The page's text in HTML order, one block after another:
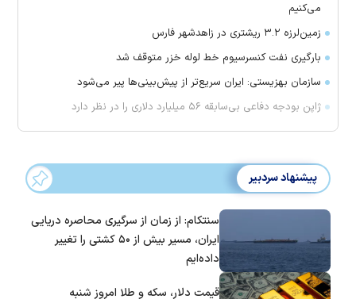
می‌کنیم
زمین‌لرزه ۳.۲ ریشتری در زاهدشهر فارس
بارگیری نفت کنسرسیوم خط لوله خزر متوقف شد
سازمان بهزیستی: ایران سریع‌تر از پیش‌بینی‌ها پیر می‌شود
ژاپن بودجه دفاعی بی‌سابقه ۵۶ میلیارد دلاری را در نظر دارد
پیشنهاد سردبیر
سنتکام: از زمان از سرگیری محاصره دریایی
ایران، مسیر بیش از ۵۰ کشتی را تغییر
داده‌ایم
قیمت دلار، سکه و طلا امروز شنبه